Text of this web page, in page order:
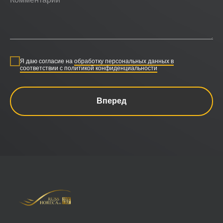
Я даю согласие на обработку персональных данных в
соответствии с политикой конфиденциальности
Вперед